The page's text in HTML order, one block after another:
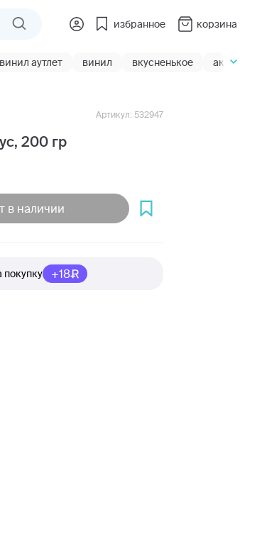
избранное корзина
винил аутлет винил вкусненькое акции
200 гр
Артикул: 532947
в наличии
покупку +18